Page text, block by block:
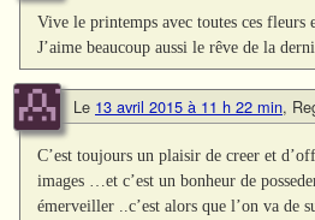
Vive le printemps avec toutes ces fleurs
J’aime beaucoup aussi le rêve de la
Le 13 avril 2015 à 11 h 22 min,
C’est toujours un plaisir de creer et
images …et c’est un bonheur de
émerveiller ..c’est alors que l’on va de